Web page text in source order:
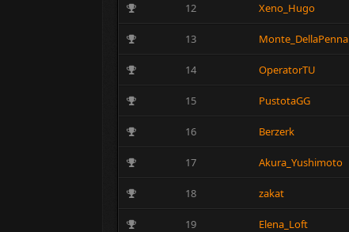
12 Xeno_Hugo
13 Monte_DellaPenna
14 OperatorTU
15 PustotaGG
16 Berzerk
17 Akura_Yushimoto
18 zakat
19 Elena_Loft